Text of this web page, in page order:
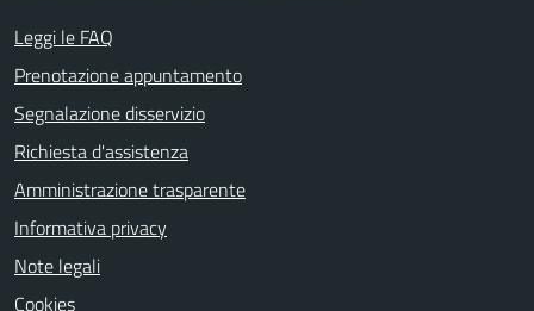
Leggi le FAQ
Prenotazione appuntamento
Segnalazione disservizio
Richiesta d'assistenza
Amministrazione trasparente
Informativa privacy
Note legali
Cookies